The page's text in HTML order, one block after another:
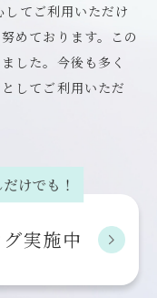
てご利用いただけ
めております。この
した。今後も多く
してご利用いただ
実施中